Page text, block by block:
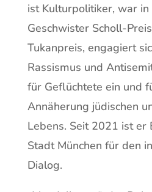
ist Kulturpolitiker, war
Geschwister Scholl-
Tukanpreis, engagiert
Rassismus und
für Geflüchtete ein und
Annäherung jüdischen
Lebens. Seit 2021 ist
Stadt München für den
Dialog.